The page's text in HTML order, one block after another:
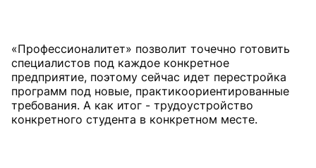
«Профессионалитет» позволит точечно готовить
специалистов под каждое конкретное
предприятие, поэтому сейчас идет перестройка
программ под новые, практикоориентированные
требования. А как итог - трудоустройство
конкретного студента в конкретном месте.